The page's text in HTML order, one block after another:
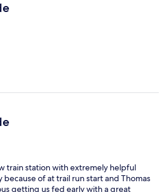
train station with extremely helpful
of at trail run start and Thomas
getting us fed early with a great